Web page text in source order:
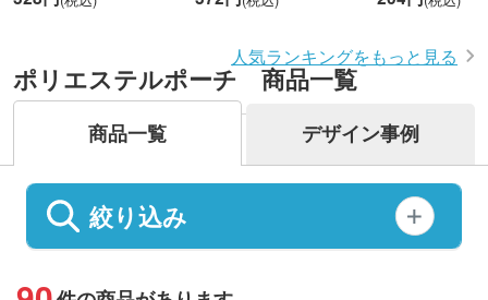
人気ランキングをもっと見る
ポリエステルポーチ 商品一覧
商品一覧 デザイン事例
絞り込み